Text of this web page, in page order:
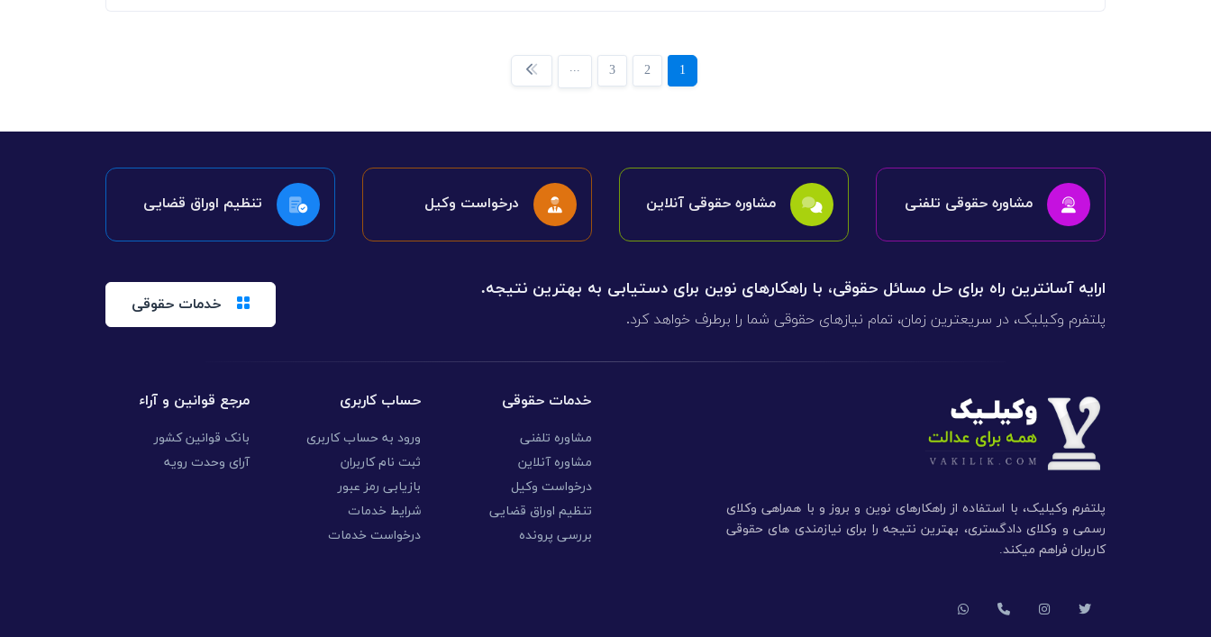
... 3 2 1
مشاوره حقوقی تلفنی مشاوره حقوقی آنلاین درخواست وکیل تنظیم اوراق قضایی
ارایه آسانترین راه برای حل مسائل حقوقی، با راهکارهای نوین برای دستیابی به بهترین نتیجه.
پلتفرم وکیلیک، در سریعترین زمان، تمام نیازهای حقوقی شما را برطرف خواهد کرد.
خدمات حقوقی
پلتفرم وکیلیک، با استفاده از راهکارهای نوین و بروز و با همراهی وکلای
رسمی و وکلای دادگستری، بهترین نتیجه را برای نیازمندی های حقوقی
کاربران فراهم میکند.
خدمات حقوقی
مشاوره تلفنی
مشاوره آنلاین
درخواست وکیل
تنظیم اوراق قضایی
بررسی پرونده
حساب کاربری
ورود به حساب کاربری
ثبت نام کاربران
بازیابی رمز عبور
شرایط خدمات
درخواست خدمات
مرجع قوانین و آراء
بانک قوانین کشور
آرای وحدت رویه